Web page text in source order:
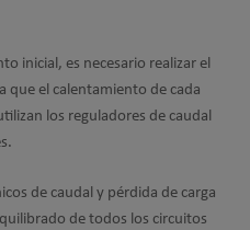
inicial, es necesario realizar el
que el calentamiento de cada
los reguladores de caudal
de caudal y pérdida de carga
de todos los circuitos